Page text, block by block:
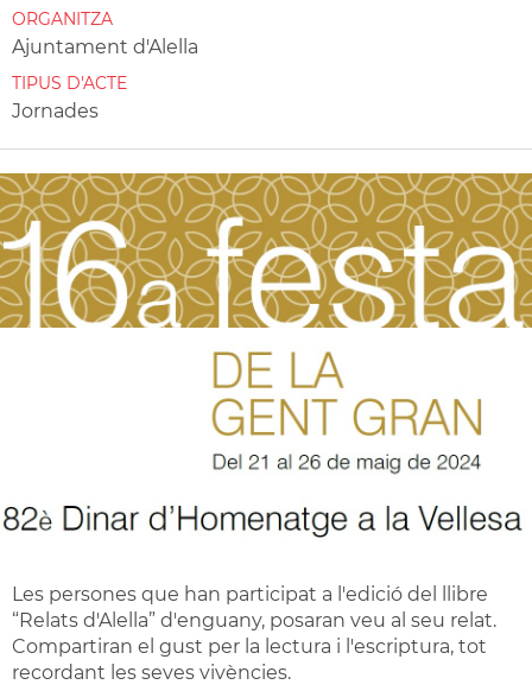
ORGANITZA
Ajuntament d'Alella
TIPUS D'ACTE
Jornades
Les persones que han participat a l'edició del llibre
“Relats d'Alella” d'enguany, posaran veu al seu relat.
Compartiran el gust per la lectura i l'escriptura, tot
recordant les seves vivències.